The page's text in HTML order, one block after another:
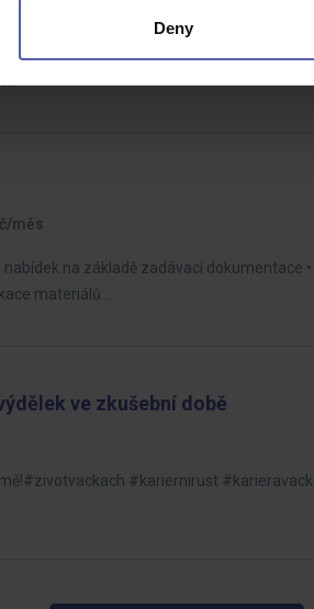
Deny
Rád/a pracuješ s tiskovou technikou a
měs
na základě zadávací dokumentace
materiálů…
ve zkušební době
#kariernirust